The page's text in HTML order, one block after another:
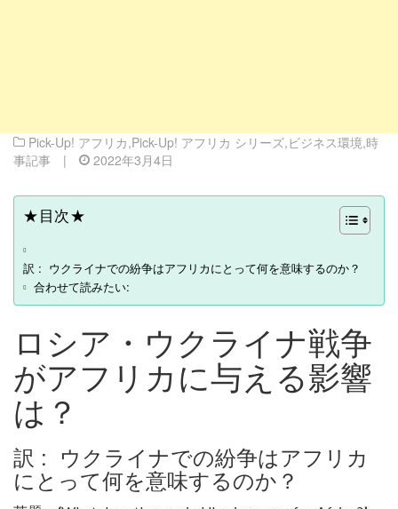
Pick-Up! アフリカ,Pick-Up! アフリカ シリーズ,ビジネス環境,時
事記事
| 2022年3月4日
★目次★
訳 : ウクライナでの紛争はアフリカにとって何を意味するのか？
合わせて読みたい:
ロシア・ウクライナ戦争
がアフリカに与える影響
は？
訳 : ウクライナでの紛争はアフリカ
にとって何を意味するのか？